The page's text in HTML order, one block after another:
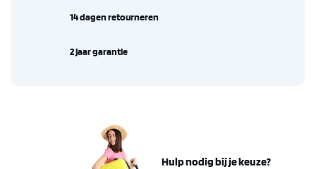
Hulp nodig bij je keuze?
14 dagen retourneren
2 jaar garantie